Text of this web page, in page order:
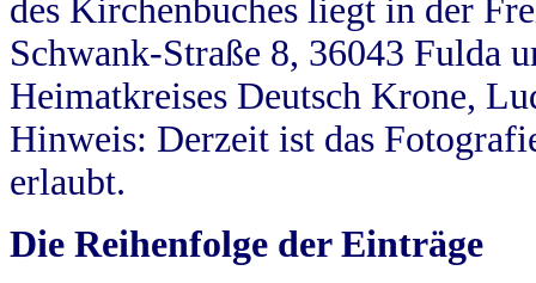
des Kirchenbuches liegt in der
Schwank-Straße 8, 36043 Fulda
Heimatkreises Deutsch Krone,
Hinweis: Derzeit ist das
erlaubt.
Die Reihenfolge der Einträge